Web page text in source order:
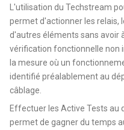
L'utilisation du Techstream
permet d'actionner les relais,
d'autres éléments sans avoir
vérification fonctionnelle non
la mesure où un
identifié préalablement au
câblage.
Effectuer les Active Tests au
permet de gagner du temps